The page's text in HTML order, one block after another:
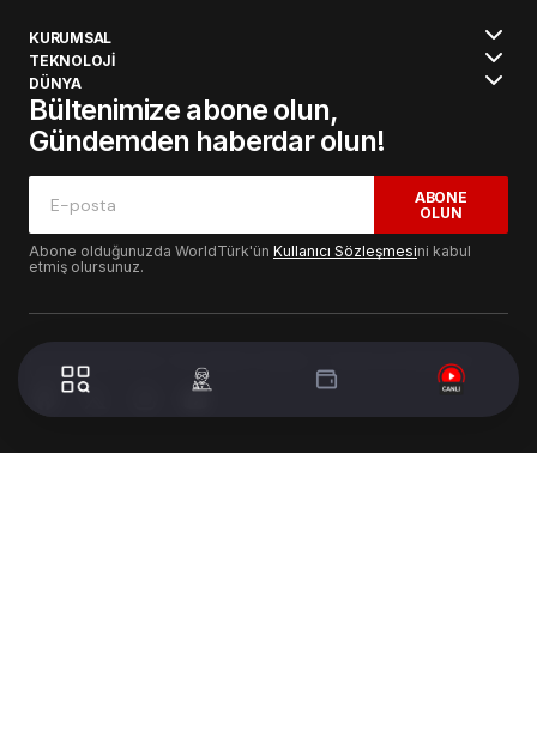
KURUMSAL
TEKNOLOJİ
DÜNYA
Bültenimize abone olun,
Gündemden haberdar olun!
ABONE
OLUN
Abone olduğunuzda WorldTürk'ün Kullanıcı Sözleşmesini kabul
etmiş olursunuz.
© 2024 WorldTurk. Tüm Hakları Saklıdır. - Tasarım & Geliştirme :
Volion's